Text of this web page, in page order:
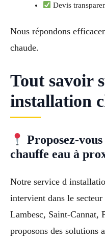
Devis
Nous répondons
chaude.
Tout savoir
installation
Proposez-
chauffe eau à
Notre service d
intervient dans le
Lambesc, Saint-Cannat,
proposons des solutions